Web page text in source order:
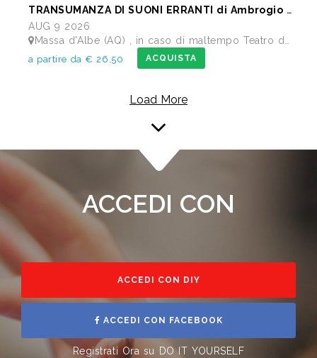
TRANSUMANZA DI SUONI ERRANTI di Ambrogio Sparagna
AUG 9 2026
Massa d'Albe (AQ) , in caso di maltempo Teatro dei Marsi Avezzano AQ - Anfiteatro Romano di Alba Fucens
a partire da € 26,50 ACQUISTA
Load More
ACCEDI CON
ACCEDI CON DIY
ACCEDI CON FACEBOOK
Registrati Ora su DO IT YOURSELF